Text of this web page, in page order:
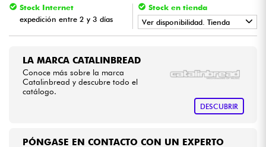
Niños
Cables & Acces.
HiFi
Stock Internet
expedición entre 2 y 3 días
Stock en tienda
Ver disponibilidad. Tienda
LA MARCA CATALINBREAD
Conoce más sobre la marca
Catalinbread y descubre todo el
catálogo.
DESCUBRIR
PÓNGASE EN CONTACTO CON UN EXPERTO